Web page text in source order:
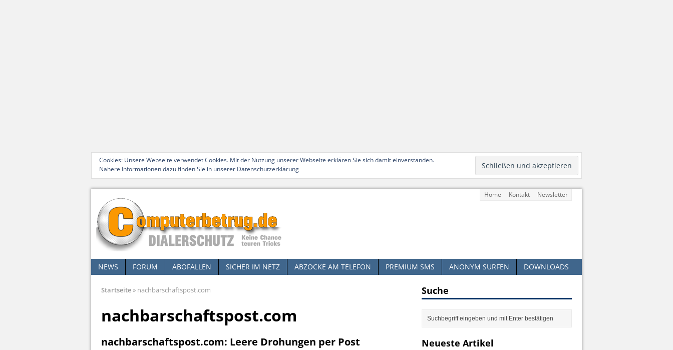
Cookies: Unsere Webseite verwendet Cookies. Mit der Nutzung unserer Webseite erklären Sie sich damit einverstanden.
Nähere Informationen dazu finden Sie in unserer Datenschutzerklärung
Home Kontakt Newsletter
NEWS FORUM ABOFALLEN SICHER IM NETZ ABZOCKE AM TELEFON PREMIUM SMS ANONYM SURFEN DOWNLOADS
Startseite» nachbarschaftspost.com
nachbarschaftspost.com
nachbarschaftspost.com: Leere Drohungen per Post
Suche
Neueste Artikel